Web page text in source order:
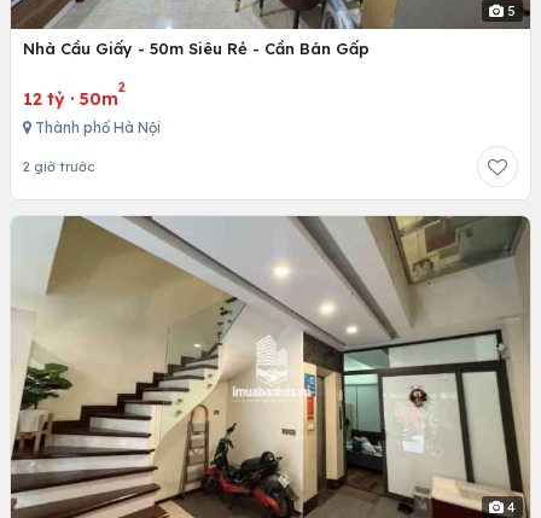
5
Nhà Cầu Giấy - 50m Siêu Rẻ - Cần Bán Gấp
12 tỷ · 50m
2
Thành phố Hà Nội
2 giờ trước
4